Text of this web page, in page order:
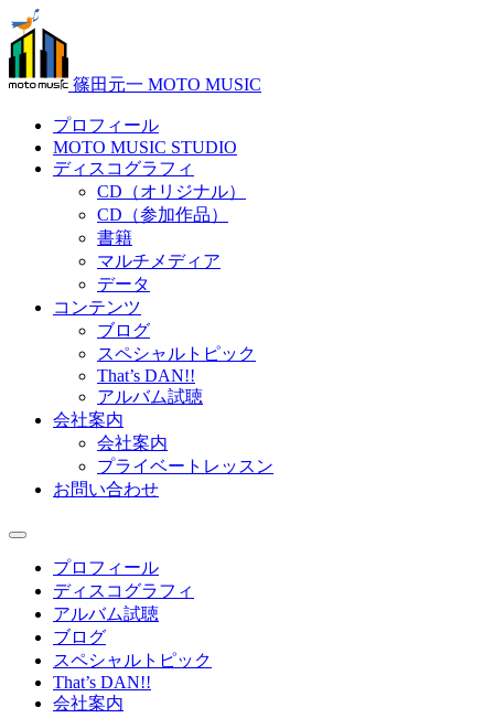
篠田元一 MOTO MUSIC
プロフィール
MOTO MUSIC STUDIO
ディスコグラフィ
CD（オリジナル）
CD（参加作品）
書籍
マルチメディア
データ
コンテンツ
ブログ
スペシャルトピック
That’s DAN!!
アルバム試聴
会社案内
会社案内
プライベートレッスン
お問い合わせ
プロフィール
ディスコグラフィ
アルバム試聴
ブログ
スペシャルトピック
That’s DAN!!
会社案内